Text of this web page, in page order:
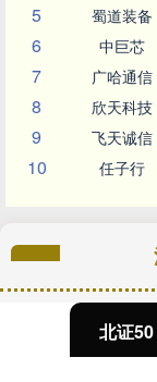
5 蜀道装备
6 中巨芯
7 广哈通信
8 欣天科技
9 飞天诚信
10 任子行
北证50